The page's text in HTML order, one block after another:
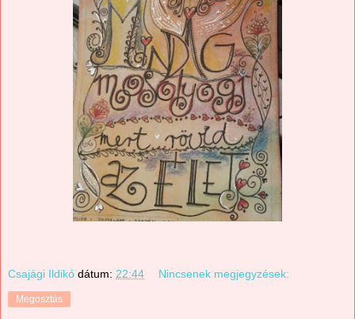
Csajági Ildikó dátum: 22:44 Nincsenek megjegyzések:
Megosztás